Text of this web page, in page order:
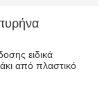
ειδικά
από πλαστικό